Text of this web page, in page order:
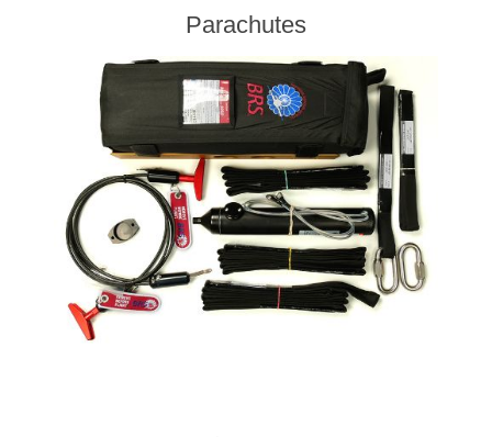
Parachutes